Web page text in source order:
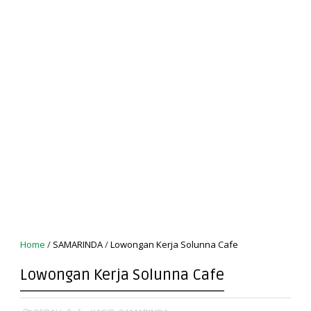
Home / SAMARINDA/Lowongan Kerja Solunna Cafe
Lowongan Kerja Solunna Cafe